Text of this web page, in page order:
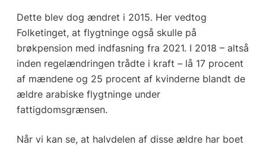
Dette blev dog ændret i 2015. Her vedtog
Folketinget, at flygtninge også skulle på
brøkpension med indfasning fra 2021. I 2018 – altså
inden regelændringen trådte i kraft – lå 17 procent
af mændene og 25 procent af kvinderne blandt de
ældre arabiske flygtninge under
fattigdomsgrænsen.
Når vi kan se, at halvdelen af disse ældre har boet